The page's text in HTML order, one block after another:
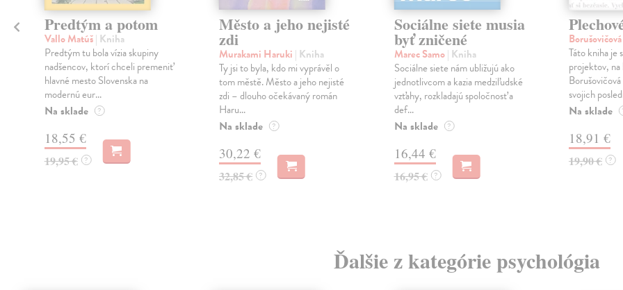
Predtým a potom
Vallo Matúš| Kniha
Predtým tu bola vízia skupiny
nadšencov, ktorí chceli premeniť
hlavné mesto Slovenska na
modernú eur...
Na sklade ?
18,55 €
19,95 € ?
Město a jeho nejisté
zdi
Murakami Haruki | Kniha
Ty jsi to byla, kdo mi vyprávěl o
tom městě. Město a jeho nejisté
zdi – dlouho očekávaný román
Haru...
Na sklade ?
30,22 €
32,85 € ?
Sociálne siete musia
byť zničené
Marec Samo| Kniha
Sociálne siete nám ubližujú ako
jednotlivcom a kazia medziľudské
vzťahy, rozkladajú spoločnosť a
def...
Na sklade ?
16,44 €
16,95 € ?
Táto kniha je
projektov,
svojich
Na sklade
18,91 €
19,90 € ?
Ďalšie z kategórie psychológia